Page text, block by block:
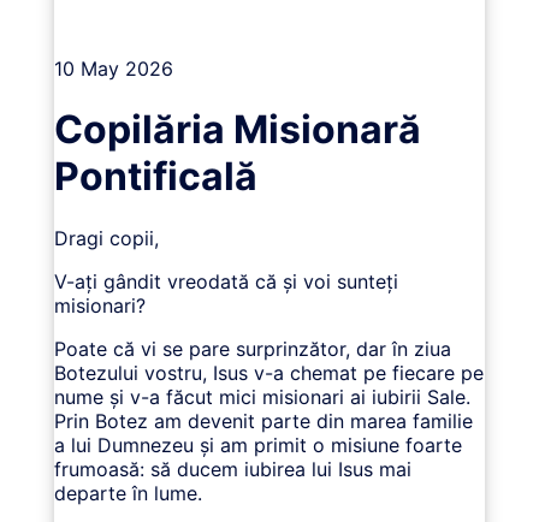
10 May 2026
Copilăria Misionară
Pontificală
Dragi copii,
V-ați gândit vreodată că și voi sunteți
misionari?
Poate că vi se pare surprinzător, dar în ziua
Botezului vostru, Isus v-a chemat pe fiecare pe
nume și v-a făcut mici misionari ai iubirii Sale.
Prin Botez am devenit parte din marea familie
a lui Dumnezeu și am primit o misiune foarte
frumoasă: să ducem iubirea lui Isus mai
departe în lume.